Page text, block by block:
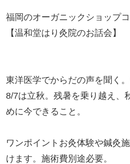
福岡のオーガニックショップ
【温和堂はり灸院のお話会】
東洋医学でからだの声を聞く
8/7は立秋。残暑を乗り越え、
めに今できること。
ワンポイントお灸体験や鍼灸
けます。施術費別途必要。